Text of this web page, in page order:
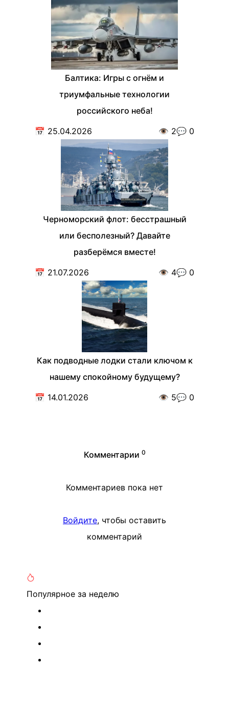
Балтика: Игры с огнём и
триумфальные технологии
российского неба!
📅 25.04.2026 👁️ 2💬 0
Черноморский флот: бесстрашный
или бесполезный? Давайте
разберёмся вместе!
📅 21.07.2026 👁️ 4💬 0
Как подводные лодки стали ключом к
нашему спокойному будущему?
📅 14.01.2026 👁️ 5💬 0
Комментарии 0
Комментариев пока нет
Войдите, чтобы оставить
комментарий
Популярное за неделю